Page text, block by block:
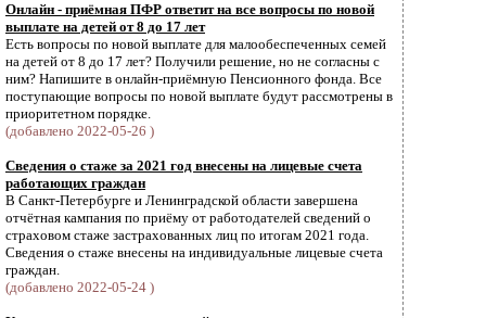
Онлайн - приёмная ПФР ответит на все вопросы по новой
выплате на детей от 8 до 17 лет
Есть вопросы по новой выплате для малообеспеченных семей
на детей от 8 до 17 лет? Получили решение, но не согласны с
ним? Напишите в онлайн-приёмную Пенсионного фонда. Все
поступающие вопросы по новой выплате будут рассмотрены в
приоритетном порядке.
(добавлено 2022-05-26 )
Сведения о стаже за 2021 год внесены на лицевые счета
работающих граждан
В Санкт-Петербурге и Ленинградской области завершена
отчётная кампания по приёму от работодателей сведений о
страховом стаже застрахованных лиц по итогам 2021 года.
Cведения о стаже внесены на индивидуальные лицевые счета
граждан.
(добавлено 2022-05-24 )